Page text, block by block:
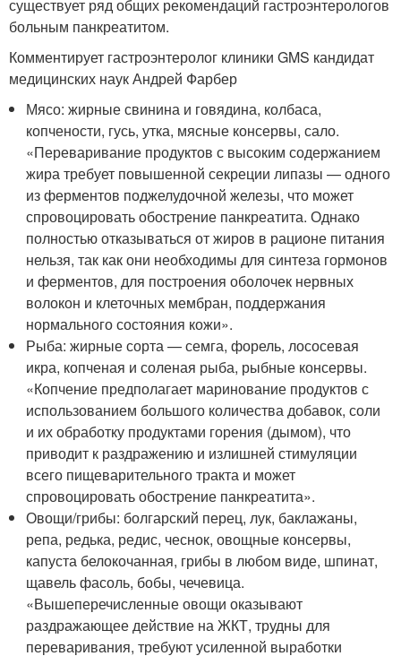
существует ряд общих рекомендаций гастроэнтерологов
больным панкреатитом.
Комментирует гастроэнтеролог клиники GMS кандидат
медицинских наук Андрей Фарбер
Мясо: жирные свинина и говядина, колбаса,
копчености, гусь, утка, мясные консервы, сало.
«Переваривание продуктов с высоким содержанием
жира требует повышенной секреции липазы — одного
из ферментов поджелудочной железы, что может
спровоцировать обострение панкреатита. Однако
полностью отказываться от жиров в рационе питания
нельзя, так как они необходимы для синтеза гормонов
и ферментов, для построения оболочек нервных
волокон и клеточных мембран, поддержания
нормального состояния кожи».
Рыба: жирные сорта — семга, форель, лососевая
икра, копченая и соленая рыба, рыбные консервы.
«Копчение предполагает маринование продуктов с
использованием большого количества добавок, соли
и их обработку продуктами горения (дымом), что
приводит к раздражению и излишней стимуляции
всего пищеварительного тракта и может
спровоцировать обострение панкреатита».
Овощи/грибы: болгарский перец, лук, баклажаны,
репа, редька, редис, чеснок, овощные консервы,
капуста белокочанная, грибы в любом виде, шпинат,
щавель фасоль, бобы, чечевица.
«Вышеперечисленные овощи оказывают
раздражающее действие на ЖКТ, трудны для
переваривания, требуют усиленной выработки